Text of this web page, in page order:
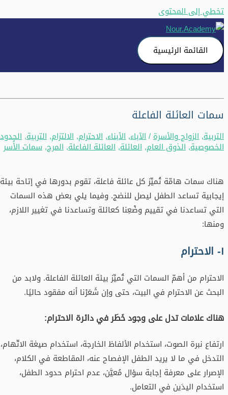
تخطي إلى المحتوى
القائمة الرئيسية
سمات العائلة الفاعلة
التربية,الزواج والأسرة/الآباء,الأبناء,الاحترام,الالتزام,التربية,الحدود,
الخصوصية,الذوق العام,العائلة,العائلة الفاعلة,المرح,سمات الأُسر
هناك سمات هامّة تُميِّز كل عائلة فاعلة، تقوم بدورها في إتاحة بيئة
إيجابية تساعد الطفل ليصل للنضج. وفيما يلي بعض هذه السمات
التي تساعدنا في تقييم وضْعِنا كعائلة وتساعدنا في تغيير اللازم،
ومنها:
الاحترام من أهمّ السمات التي تُميِّز بيئة العائلة الفاعلة. ولابد من
البحث عن الاحترام في البيت، حتى وإن شَعَرْنا أنه مفقود حاليًا.
هناك علامات تدل على وجود خَطَر في دائرة الاحترام:
ارتفاع نبرة الصوت، استخدام الألفاظ الخارجة، استخدام صيغة الاتّهام،
التدخل في ما لا يريد الطفل الإفصاح عنه، المقاطعة في الكلام،
الإصرار على معرفة إجابة سؤال مُعيَّن، عدم احترام حدود الطفل،
استخدام اليدَين في التعامل.